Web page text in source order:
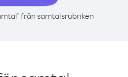
från samtalsrubriken